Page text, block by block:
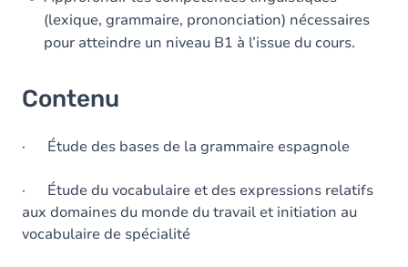
(lexique, grammaire, prononciation) nécessaires
pour atteindre un niveau B1 à l’issue du cours.
Contenu
· Étude des bases de la grammaire espagnole
· Étude du vocabulaire et des expressions relatifs
aux domaines du monde du travail et initiation au
vocabulaire de spécialité